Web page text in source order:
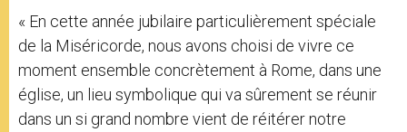
« En cette année jubilaire particulièrement spéciale
de la Miséricorde, nous avons choisi de vivre ce
moment ensemble concrètement à Rome, dans une
église, un lieu symbolique qui va sûrement se réunir
dans un si grand nombre vient de réitérer notre